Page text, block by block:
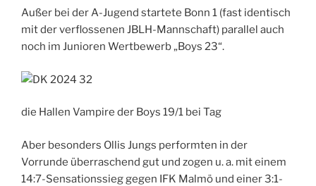
Außer bei der A-Jugend startete Bonn 1 (fast identisch
mit der verflossenen JBLH-Mannschaft) parallel auch
noch im Junioren Wertbewerb „Boys 23“.
die Hallen Vampire der Boys 19/1 bei Tag
Aber besonders Ollis Jungs performten in der
Vorrunde überraschend gut und zogen u. a. mit einem
14:7-Sensationssieg gegen IFK Malmö und einer 3:1-